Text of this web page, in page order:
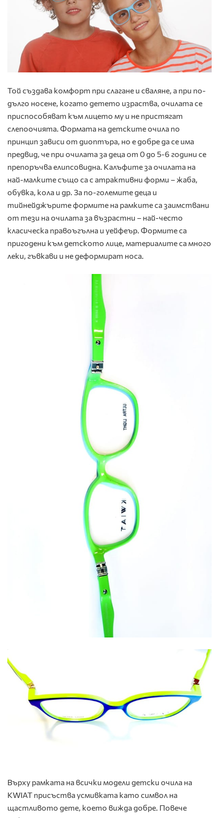
Той създава комфорт при слагане и сваляне, а при по-
дълго носене, когато детето израства, очилата се
приспособяват към лицето му и не пристягат
слепоочията. Формата на детските очила по
принцип зависи от диоптъра, но е добре да се има
предвид, че при очилата за деца от 0 до 5-6 години се
препоръчва елипсовидна. Калъфите за очилата на
най-малките също са с атрактивни форми – жаба,
обувка, кола и др. За по-големите деца и
тийнейджърите формите на рамките са заимствани
от тези на очилата за възрастни – най-често
класическа правоъгълна и уейфеър. Формите са
пригодени към детското лице, материалите са много
леки, гъвкави и не деформират носа.
Върху рамката на всички модели детски очила на
KWIAT присъства усмивката като символ на
щастливото дете, което вижда добре. Повече